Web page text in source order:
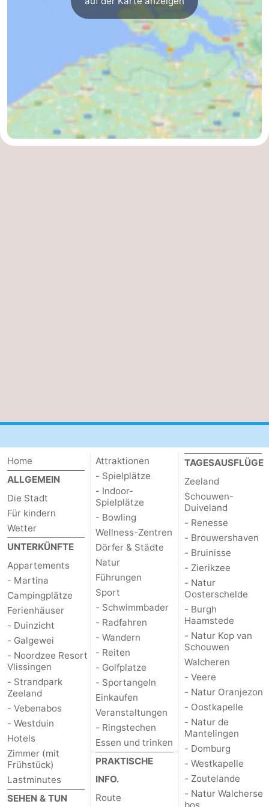
Home
ALLGEMEIN
Die Stadt
Für kindern
Wetter
UNTERKÜNFTE
Appartements
- Martina
Campingplätze
Ferienhäuser
- Duinzicht
- Galgewei
- Noordzee Resort
Vlissingen
- Strandpark
Zeeland
- Vebenabos
- Westduin
Hotels
Zimmer (mit
Frühstück)
Lastminutes
SEHEN & TUN
Attraktionen
- Spielplätze
- Indoor-
Spielplätze
- Bowling
Wellness-Zentren
Dörfer & Städte
Natur
Führungen
Sport
- Schwimmbader
- Radfahren
- Wandern
- Reiten
- Golfplatze
- Sportangeln
Einkaufen
Veranstaltungen
- Ringstechen
Essen und trinken
PRAKTISCHE
INFO.
Route
TAGESAUSFLÜGE
Zeeland
Schouwen-
Duiveland
- Renesse
- Brouwershaven
- Bruinisse
- Zierikzee
- Natur
Oosterschelde
- Burgh
Haamstede
- Natur Kop van
Schouwen
Walcheren
- Veere
- Natur Oranjezon
- Oostkapelle
- Natur de
Mantelingen
- Domburg
- Westkapelle
- Zoutelande
- Natur Walcherse